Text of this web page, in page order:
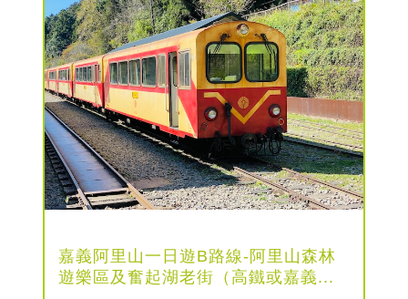
嘉義阿里山一日遊B路線-阿里山森林
遊樂區及奮起湖老街（高鐵或嘉義...